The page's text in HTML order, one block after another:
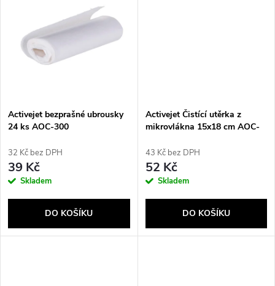
Activejet bezprašné ubrousky
24 ks AOC-300
32 Kč bez DPH
39 Kč
Skladem
DO KOŠÍKU
Activejet Čistící utěrka z
mikrovlákna 15x18 cm AOC-
43 Kč bez DPH
52 Kč
Skladem
DO KOŠÍKU